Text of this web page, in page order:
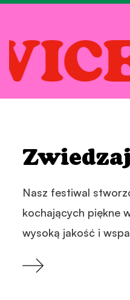
Nasz festiwal
kochających piękne
wysoką jakość i